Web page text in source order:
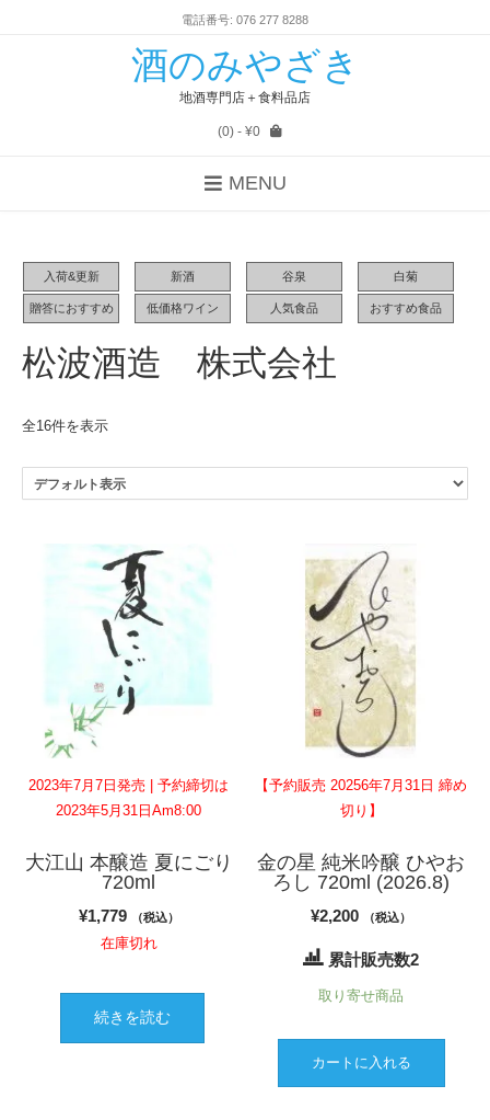
電話番号: 076 277 8288
酒のみやざき
地酒専門店＋食料品店
(0)- ¥0
MENU
入荷&更新 新酒 谷泉 白菊
贈答におすすめ 低価格ワイン 人気食品 おすすめ食品
松波酒造 株式会社
全16件を表示
2023年7月7日発売 | 予約締切は
2023年5月31日Am8:00
大江山 本醸造 夏にごり
720ml
¥1,779 （税込）
在庫切れ
続きを読む
【予約販売 20256年7月31日 締め
切り】
金の星 純米吟醸 ひやお
ろし 720ml (2026.8)
¥2,200 （税込）
累計販売数2
取り寄せ商品
カートに入れる